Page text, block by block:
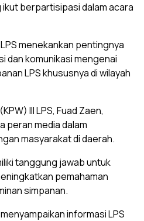
ikut berpartisipasi dalam acara
menekankan pentingnya
dan komunikasi mengenai
LPS khususnya di wilayah
III LPS, Fuad Zaen,
peran media dalam
masyarakat di daerah.
tanggung jawab untuk
pemahaman
simpanan.
informasi LPS